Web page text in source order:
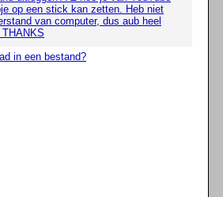
op een stick kan zetten. Heb niet
van computer, dus aub heel
in een bestand?